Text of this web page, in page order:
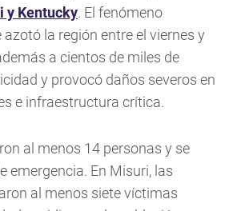
y Kentucky. El fenómeno
la región entre el viernes y
a cientos de miles de
y provocó daños severos en
e infraestructura crítica.
al menos 14 personas y se
emergencia. En Misuri, las
al menos siete víctimas